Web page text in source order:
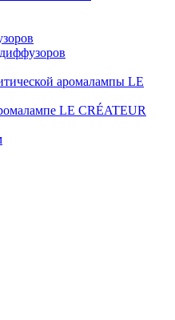
аромалампы LE
LE CRÉATEUR